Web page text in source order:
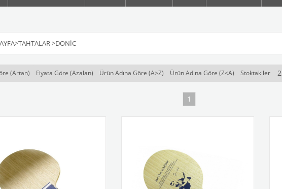
>TAHTALAR>DONIC
(Artan) Fiyata Göre (Azalan) Ürün Adına Göre (A>Z) Ürün Adına Göre (Z<A) Stoktakiler
1